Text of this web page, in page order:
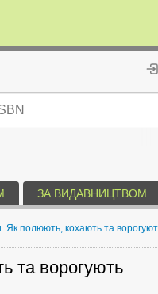
ЗА ВИДАВНИЦТВОМ
Як полюють, кохають та
та ворогують